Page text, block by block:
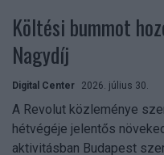
Költési bummot
Nagydíj
Digital Center 2026. július 30.
A Revolut közleménye
hétvégéje jelentős
aktivitásban Budapest